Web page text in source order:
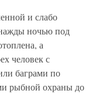
и слабо
ночью под
а
человек с
баграми по
рыбной охраны до